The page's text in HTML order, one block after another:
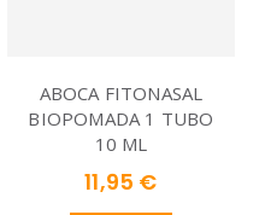
ABOCA FITONASAL
BIOPOMADA 1 TUBO
10 ML
11,95 €